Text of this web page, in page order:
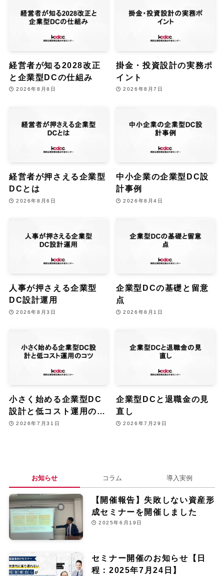
経営者が知る2028改正
と企業型DCの仕組み
2026年8月8日
掛金・投資設計の実務ポ
イント
2026年8月7日
経営者が押さえる企業型
DCとは
2026年8月6日
中小企業の企業型DC設
計事例
2026年8月4日
人事が押さえる企業型
DC設計運用
2026年8月3日
企業型DCの基礎と留意
点
2026年8月1日
小さく始める企業型DC
設計と低コスト運用のコ
ツ2026年7月31日
企業型DCと退職金の見
直し
2026年7月29日
お知らせ コラム 導入実例
【開催報告】失敗しない資産形
成セミナーを開催しました
2025年6月19日
セミナー開催のお知らせ【日
程：2025年7月24日】